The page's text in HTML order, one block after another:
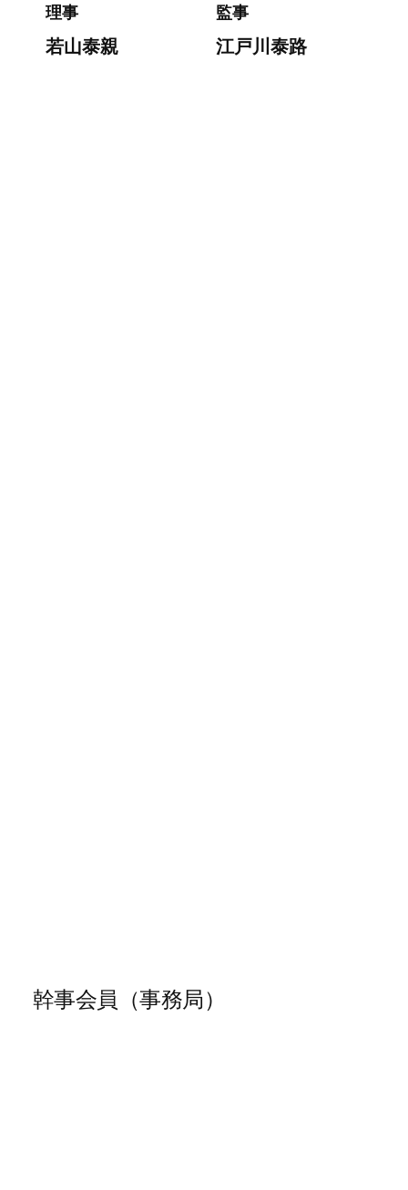
理事
若山泰親
監事
江戸川泰路
幹事会員（事務局）